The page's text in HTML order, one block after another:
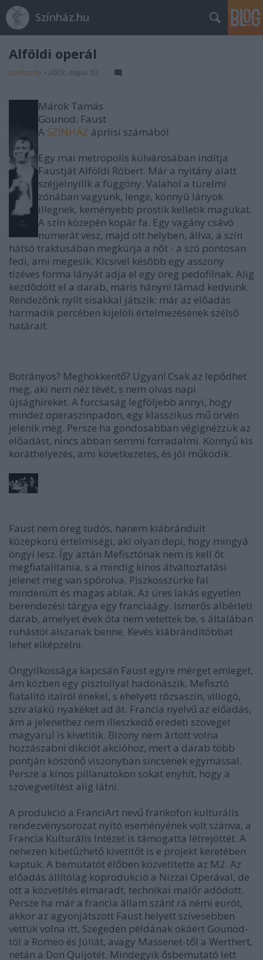
Színház.hu
Alföldi operál
szinhazhu • 2003. május 03.
Márok Tamás
Gounod: Faust
A SZÍNHÁZ áprlisi számából
Egy mai metropolis külvárosában indítja
Faustját Alföldi Róbert. Már a nyitány alatt
széjjelnyílik a függöny. Valahol a türelmi
zónában vagyunk, lenge, könnyû lányok
illegnek, keményebb prostik kelletik magukat.
A szín közepén kopár fa. Egy vagány csávó
numerát vesz, majd ott helyben, állva, a szín
hátsó traktusában megkúrja a nõt - a szó pontosan
fedi, ami megesik. Kicsivel késõbb egy asszony
tízéves forma lányát adja el egy öreg pedofilnak. Alig
kezdõdött el a darab, máris hányni támad kedvünk.
Rendezõnk nyílt sisakkal játszik: már az elõadás
harmadik percében kijelöli értelmezésének szélsõ
határait.
Botrányos? Meghökkentő? Ugyan! Csak az lepődhet
meg, aki nem néz tévét, s nem olvas napi
újsághíreket. A furcsaság legföljebb annyi, hogy
mindez operaszínpadon, egy klasszikus mű örvén
jelenik meg. Persze ha gondosabban végignézzük az
előadást, nincs abban semmi forradalmi. Könnyű kis
koráthelyezés, ami következetes, és jól működik.
Faust nem öreg tudós, hanem kiábrándult
középkorú értelmiségi, aki olyan depi, hogy mingyá
öngyi lesz. Így aztán Mefisztónak nem is kell őt
megfiatalítania, s a mindig kínos átváltoztatási
jelenet meg van spórolva. Piszkosszürke fal
mindenütt és magas ablak. Az üres lakás egyetlen
berendezési tárgya egy franciaágy. Ismerős albérleti
darab, amelyet évek óta nem vetettek be, s általában
ruhástól alszanak benne. Kevés kiábrándítóbbat
lehet elképzelni.
Öngyilkossága kapcsán Faust egyre mérget emleget,
ám közben egy pisztollyal hadonászik. Mefisztó
fiatalító italról énekel, s ehelyett rózsaszín, villogó,
szív alakú nyakéket ad át. Francia nyelvű az előadás,
ám a jelenethez nem illeszkedő eredeti szöveget
magyarul is kivetítik. Bizony nem ártott volna
hozzászabni dikciót akcióhoz, mert a darab több
pontján köszönő viszonyban sincsenek egymással.
Persze a kínos pillanatokon sokat enyhít, hogy a
szövegvetítést alig látni.
A produkció a FranciArt nevű frankofon kulturális
rendezvénysorozat nyitó eseményének volt szánva, a
Francia Kulturális Intézet is támogatta létrejöttét. A
nehezen kibetűzhető kivetítőt is e projekt keretében
kaptuk. A bemutatót élőben közvetítette az M2. Az
előadás állítólag koprodukció a Nizzai Operával, de
ott a közvetítés elmaradt, technikai malőr adódott.
Persze ha már a francia állam szánt rá némi eurót,
akkor az agyonjátszott Faust helyett szívesebben
vettük volna itt, Szegeden példának okáért Gounod-
tól a Romeo és Júliát, avagy Massenet-től a Werthert,
netán a Don Quijotét. Mindegyik ősbemutató lett